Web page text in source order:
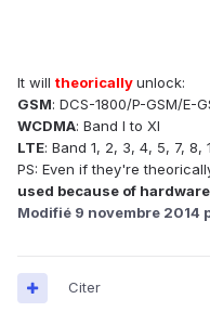
It will theoricallyunlock:
GSM: DCS-1800/P-GSM/E-
WCDMA: Band I to XI
LTE: Band 1, 2, 3, 4, 5, 7, 8,
PS: Even if they're
used because of
Modifié 9 novembre 2014
Citer